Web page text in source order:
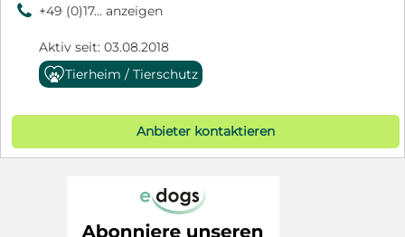
9 +49 (0)17... anzeigen
Aktiv seit: 03.08.2018
Tierheim / Tierschutz
Anbieter kontaktieren